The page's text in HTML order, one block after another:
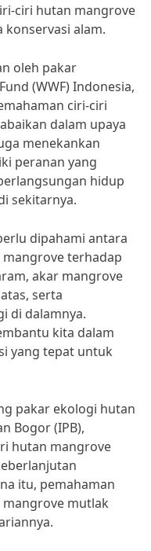
ciri hutan mangrove
alam.
oleh pakar
(WWF) Indonesia,
ciri-ciri
dalam upaya
menekankan
peranan yang
hidup
sekitarnya.
dipahami antara
terhadap
akar mangrove
serta
di dalamnya.
kita dalam
yang tepat untuk
pakar ekologi hutan
Bogor (IPB),
hutan mangrove
itu, pemahaman
mutlak